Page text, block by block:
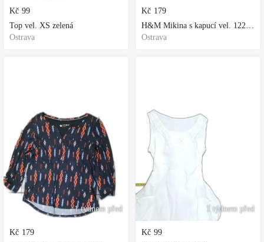
Kč 99
Top vel. XS zelená
Ostrava
1 týdnem před
Kč 179
Kč 179
H&M Mikina s kapucí vel. 122 fialová
Ostrava
1 týdnem před
Kč 99